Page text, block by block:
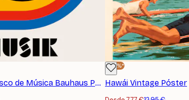
Retrodrome - Disco de Música Bauhaus Póster
-40%*
Hawái Vintage Póster